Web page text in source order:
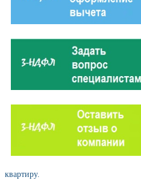
квартиру.